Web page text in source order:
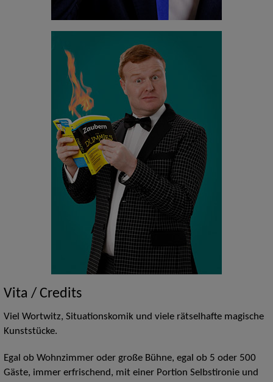
Vita / Credits
Viel Wortwitz, Situationskomik und viele rätselhafte magische
Kunststücke.
​Egal ob Wohnzimmer oder große Bühne, egal ob 5 oder 500
Gäste, immer erfrischend, mit einer Portion Selbstironie und